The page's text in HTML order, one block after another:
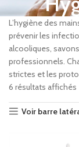
L’hygiène des
prévenir les
alcooliques,
professionnels.
strictes et les
6 résultats affichés
Voir barre